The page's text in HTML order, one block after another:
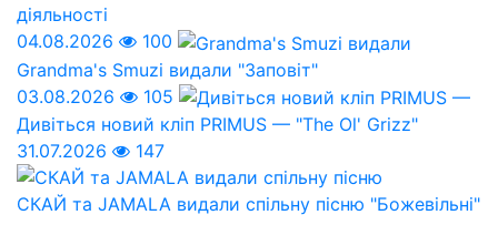
діяльності
04.08.2026
100
Grandma's Smuzi видали "Заповіт"
03.08.2026
105
Дивіться новий кліп PRIMUS — "The Ol' Grizz"
31.07.2026
147
СКАЙ та JAMALA видали спільну пісню "Божевільні"